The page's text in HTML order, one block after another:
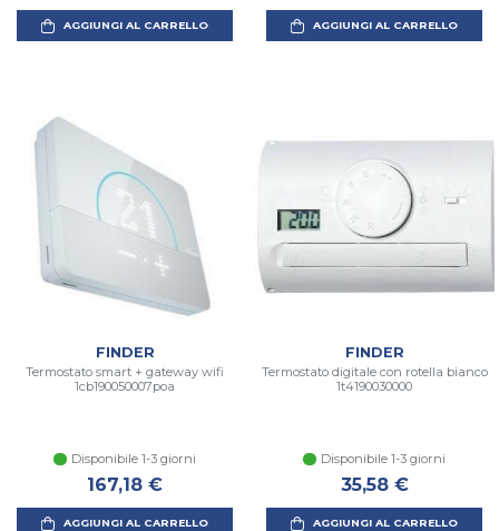
AGGIUNGI AL CARRELLO AGGIUNGI AL CARRELLO
FINDER
Termostato smart + gateway wifi
1cb190050007poa
Disponibile 1-3 giorni
167,18 €
AGGIUNGI AL CARRELLO
FINDER
Termostato digitale con rotella bianco
1t4190030000
Disponibile 1-3 giorni
35,58 €
AGGIUNGI AL CARRELLO